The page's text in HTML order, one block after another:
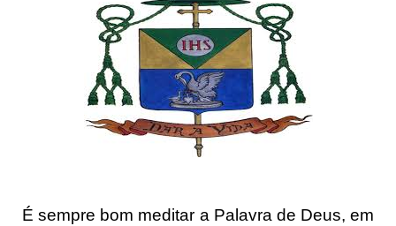
É sempre bom meditar a Palavra de Deus, em